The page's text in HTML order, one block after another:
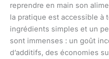
reprendre en main son
la pratique est accessible à
ingrédients simples et un
sont immenses : un goût
d’additifs, des économies